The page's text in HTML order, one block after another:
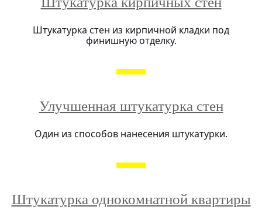
Штукатурка стен из кирпичной кладки под
финишную отделку.
Улучшенная штукатурка стен
Один из способов нанесения штукатурки.
Штукатурка однокомнатной квартиры